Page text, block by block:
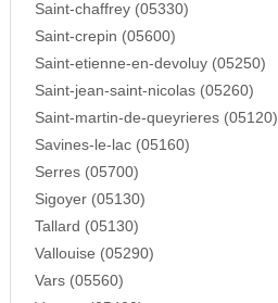
Saint-chaffrey (05330)
Saint-crepin (05600)
Saint-etienne-en-devoluy (05250)
Saint-jean-saint-nicolas (05260)
Saint-martin-de-queyrieres (05120)
Savines-le-lac (05160)
Serres (05700)
Sigoyer (05130)
Tallard (05130)
Vallouise (05290)
Vars (05560)